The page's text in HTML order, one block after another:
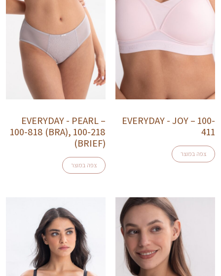
EVERYDAY - JOY – 100-
411
צפה במוצר
EVERYDAY - PEARL –
100-818 (BRA), 100-218
(BRIEF)
צפה במוצר